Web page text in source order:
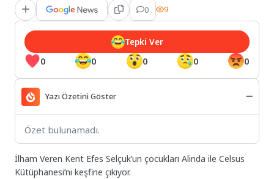
0 9
0 0 0 0 0
Tepki Ver
Yazı Özetini Göster
Özet bulunamadı.
İlham Veren Kent Efes Selçuk’un çocukları Alinda ile Celsus
Kütüphanesi’ni keşfine çıkıyor.